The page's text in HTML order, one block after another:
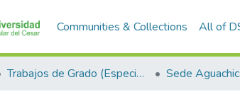
Communities & Collections All of
Trabajos de Grado (Especializaciones y Pregrados) Sede